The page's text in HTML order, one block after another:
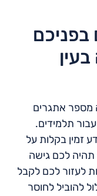
בפניכם
מספר אתגרים
תלמידים.
זמין בקלות על
תהיה לכם גישה
לעזור לכם לקבל
להוביל לחוסר